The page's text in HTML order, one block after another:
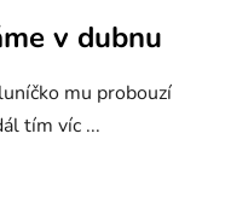
v dubnu
mu probouzí
tím víc ...